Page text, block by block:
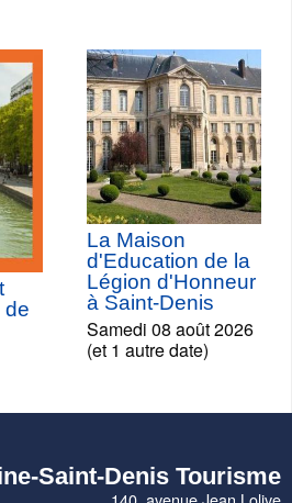
de
La Maison
d'Education de la
Légion d'Honneur
à Saint-Denis
Samedi 08 août 2026
(et 1 autre date)
Saint-Denis Tourisme